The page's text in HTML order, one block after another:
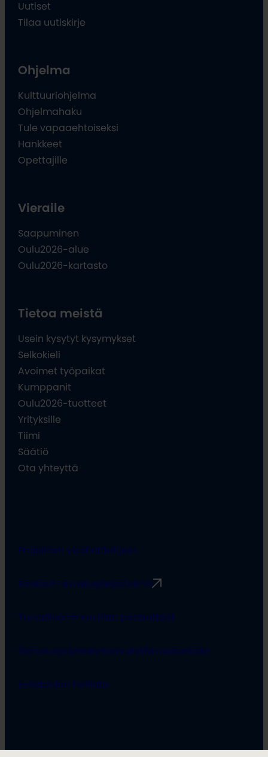
Uutiset
Tilaa uutiskirje
Ohjelma
Kulttuuriohjelma
Ohjelmahaku
Tule vapaaehtoiseksi
Hankkeet
Opettajille
Vieraile
Saapuminen
Oulu2026-alue
Oulu2026-kartasto
Tietoa meistä
Usein kysytyt kysymykset
Selkokieli
Avoimet työpaikat
Kumppanit
Oulu2026-tuotteet
Yrityksille
Tiimi
Säätiö
Ota yhteyttä
Projektien viestintäohjeet
Rimbert-avustusjärjestelmä
Turvallisemman tilan periaatteet
TietosuojaselosteSaavutettavuusseloste
Evästeiden hallinta